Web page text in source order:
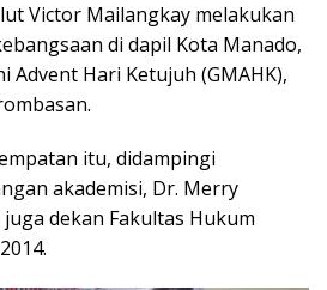
Victor Mailangkay melakukan
di dapil Kota Manado,
Advent Hari Ketujuh (GMAHK),
itu, didampingi
akademisi, Dr. Merry
dekan Fakultas Hukum